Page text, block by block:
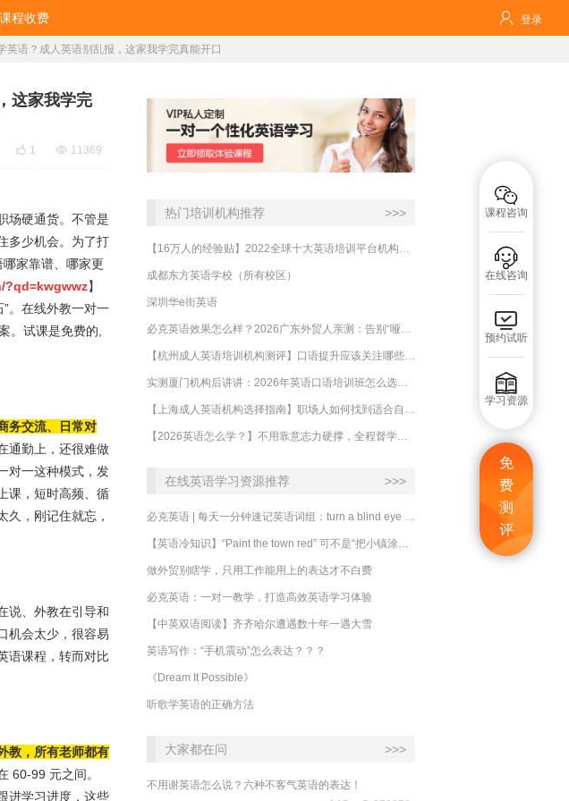
课程收费  登录

课程咨询

在线咨询

预约试听

学习资源
免
费
测
评
语？成人英语别乱报，这家我学完真能开口
这家我学完
 1  11369
场硬通货。不管是
多少机会。为了打
家靠谱、哪家更
?qd=kwgwwz】
。在线外教一对一
。试课是免费的,
务交流、日常对
通勤上，还很难做
对一这种模式，发
课，短时高频、循
久，刚记住就忘，
说、外教在引导和
机会太少，很容易
语课程，转而对比
教，所有老师都有
60-99 元之间。
进学习进度，这些
热门培训机构推荐 >>>
成都东方英语学校（所有校区）
深圳华e街英语
在线英语学习资源推荐 >>>
做外贸别瞎学，只用工作能用上的表达才不白费
必克英语：一对一教学，打造高效英语学习体验
【中英双语阅读】齐齐哈尔遭遇数十年一遇大雪
英语写作：“手机震动”怎么表达？？？
《Dream It Possible》
听歌学英语的正确方法
大家都在问 >>>
不用谢英语怎么说？六种不客气英语的表达！